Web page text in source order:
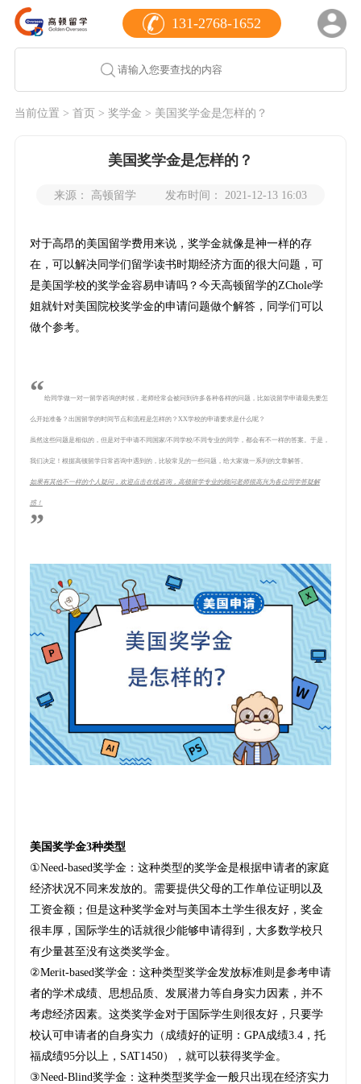
131-2768-1652
当前位置 > 首页 > 奖学金 > 美国奖学金是怎样的？
美国奖学金是怎样的？
来源： 高顿留学 发布时间： 2021-12-13 16:03
对于高昂的美国留学费用来说，奖学金就像是神一样的存
在，可以解决同学们留学读书时期经济方面的很大问题，可
是美国学校的奖学金容易申请吗？今天高顿留学的ZChole学
姐就针对美国院校奖学金的申请问题做个解答，同学们可以
做个参考。
“给同学做一对一留学咨询的时候，老师经常会被问到许多各种各样的问题，比如说留学申请最先要怎
么开始准备？出国留学的时间节点和流程是怎样的？XX学校的申请要求是什么呢？
虽然这些问题是相似的，但是对于申请不同国家/不同学校/不同专业的同学，都会有不一样的答案。于是，
我们决定！根据高顿留学日常咨询中遇到的，比较常见的一些问题，给大家做一系列的文章解答。
如果有其他不一样的个人疑问，欢迎点击在线咨询，高顿留学专业的顾问老师很高兴为各位同学答疑解
惑！
”
美国奖学金3种类型
①Need-based奖学金：这种类型的奖学金是根据申请者的家庭
经济状况不同来发放的。需要提供父母的工作单位证明以及
工资金额；但是这种奖学金对与美国本土学生很友好，奖金
很丰厚，国际学生的话就很少能够申请得到，大多数学校只
有少量甚至没有这类奖学金。
②Merit-based奖学金：这种类型奖学金发放标准则是参考申请
者的学术成绩、思想品质、发展潜力等自身实力因素，并不
考虑经济因素。这类奖学金对于国际学生则很友好，只要学
校认可申请者的自身实力（成绩好的证明：GPA成绩3.4，托
福成绩95分以上，SAT1450），就可以获得奖学金。
③Need-Blind奖学金：这种类型奖学金一般只出现在经济实力